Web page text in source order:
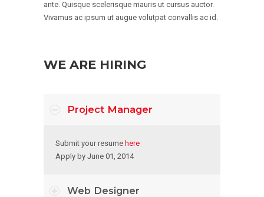
ante. Quisque scelerisque mauris ut cursus auctor.
Vivamus ac ipsum ut augue volutpat convallis ac id.
WE ARE HIRING
Project Manager
Submit your resume here
Apply by June 01, 2014
Web Designer